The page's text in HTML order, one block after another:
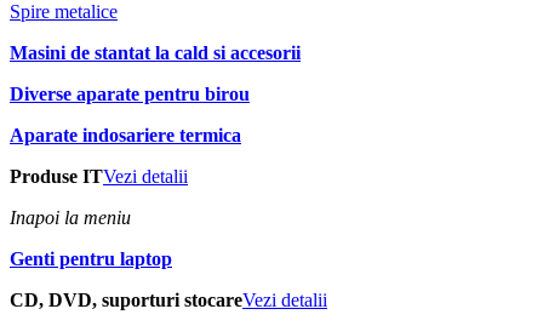
Spire metalice
Masini de stantat la cald si accesorii
Diverse aparate pentru birou
Aparate indosariere termica
Produse ITVezi detalii
Inapoi la meniu
Genti pentru laptop
CD, DVD, suporturi stocareVezi detalii